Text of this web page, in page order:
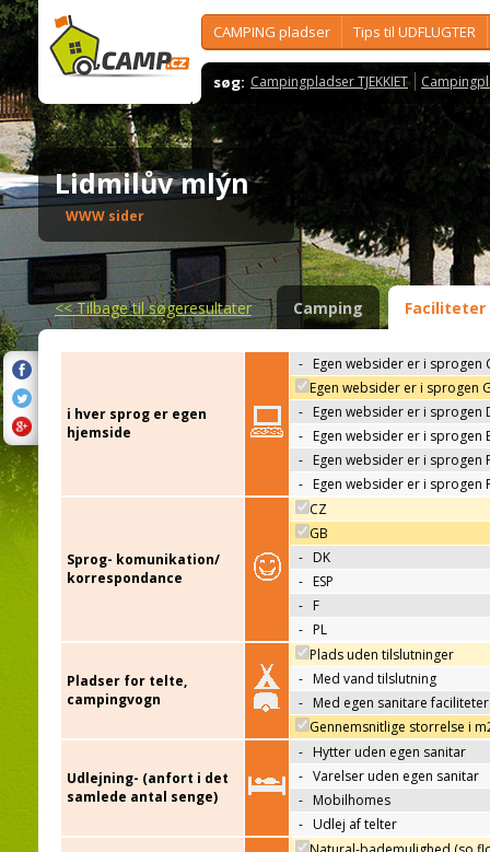
CAMPING pladser Tips til UDFLUGTER
søg: Campingpladser TJEKKIET
Lidmilův mlýn
WWW sider
<<Tilbage til søgeresultater Camping Faciliteter
i hver sprog er egen
hjemside
- Egen websider er i sprogen
Egen websider er i sprogen
- Egen websider er i sprogen
- Egen websider er i sprogen
- Egen websider er i sprogen
- Egen websider er i sprogen
Sprog- komunikation/
korrespondance
CZ
GB
- DK
- ESP
- F
- PL
Pladser for telte,
campingvogn
Plads uden tilslutninger
- Med vand tilslutning
- Med egen sanitare faciliteter
Gennemsnitlige storrelse i
Udlejning- (anfort i det
samlede antal senge)
- Hytter uden egen sanitar
- Varelser uden egen sanitar
- Mobilhomes
- Udlej af telter